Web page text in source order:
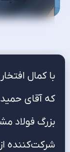
با کمال
که آقای حمید
شرکت‌کننده